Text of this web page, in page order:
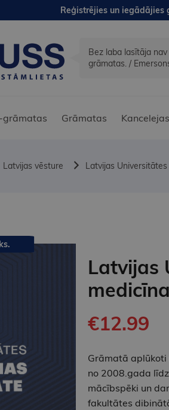
Reģistrējies un iegādājies
Bez laba lasītāja nav
grāmatas. /
grāmatas Grāmatas
Latvijas vēsture Latvijas
Latvijas
€12.99
Grāmatā aplūkoti
no 2008.gada
mācībspēki un
fakultātes